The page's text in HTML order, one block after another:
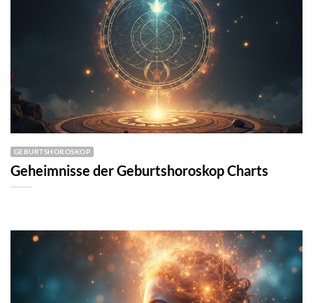
GEBURTSHOROSKOP
Geheimnisse der Geburtshoroskop Charts